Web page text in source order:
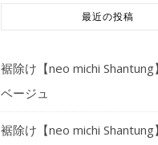
最近の投稿
裾除け【neo michi Shantung
ベージュ
裾除け【neo michi